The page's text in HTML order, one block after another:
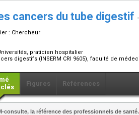
cancers du tube digestif
: Chercheur
praticien hospitalier
digestifs (INSERM CRI 9605), faculté de
clés
Figures Références
consulte, la référence des professionnels de santé.